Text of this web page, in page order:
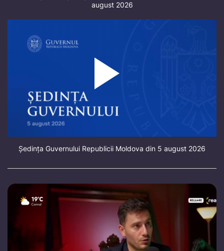
august 2026
Ședința Guvernului Republicii Moldova din 5 august 2026